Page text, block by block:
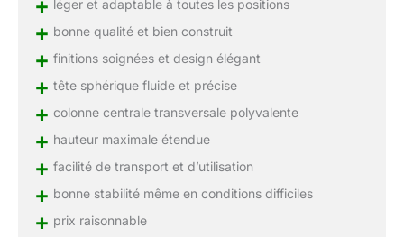
+ léger et adaptable à toutes les positions
+ bonne qualité et bien construit
+ finitions soignées et design élégant
+ tête sphérique fluide et précise
+ colonne centrale transversale polyvalente
+ hauteur maximale étendue
+ facilité de transport et d’utilisation
+ bonne stabilité même en conditions difficiles
+ prix raisonnable